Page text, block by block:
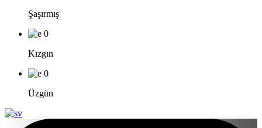
Şaşırmış
0
Kızgın
0
Üzgün